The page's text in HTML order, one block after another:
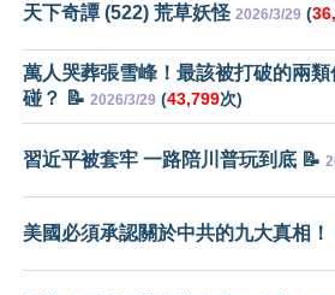
天下奇譚 (522) 荒草妖怪 2026/3/29 (
萬人哭葬張雪峰！最該被打破的兩
碰？ 📝 2026/3/29 (43,799次)
習近平被套牢 一路陪川普玩到底 📝
美國必須承認關於中共的九大真相！